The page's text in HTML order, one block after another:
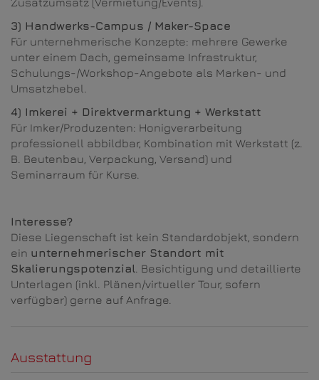
3) Handwerks-Campus / Maker-Space
Für unternehmerische Konzepte: mehrere Gewerke
unter einem Dach, gemeinsame Infrastruktur,
Schulungs-/Workshop-Angebote als Marken- und
Umsatzhebel.
4) Imkerei + Direktvermarktung + Werkstatt
Für Imker/Produzenten: Honigverarbeitung
professionell abbildbar, Kombination mit Werkstatt (z.
B. Beutenbau, Verpackung, Versand) und
Seminarraum für Kurse.
Interesse?
Diese Liegenschaft ist kein Standardobjekt, sondern
ein unternehmerischer Standort mit
Skalierungspotenzial . Besichtigung und detaillierte
Unterlagen (inkl. Plänen/virtueller Tour, sofern
verfügbar) gerne auf Anfrage.
Ausstattung